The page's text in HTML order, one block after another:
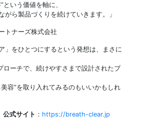
という価値を軸に、
がら製品づくりを続けていきます。」
トナーズ株式会社
」をひとつにするという発想は、まさに
ローチで、続けやすさまで設計されたブ
容”を取り入れてみるのもいいかもしれ
公式サイト ： https://breath-clear.jp